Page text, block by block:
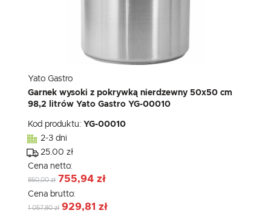
Yato Gastro
Garnek wysoki z pokrywką nierdzewny 50x50 cm
98,2 litrów Yato Gastro YG-00010
Kod produktu: YG-00010
2-3 dni
25.00 zł
Cena netto:
860,00 zł 755,94 zł
Cena brutto:
1 057,80 zł 929,81 zł